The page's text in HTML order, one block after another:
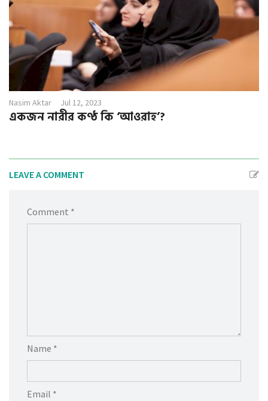
Nasim Aktar Jul 12, 2023
একজন নারীর কণ্ঠ কি ‘আওরাহ’?
LEAVE A COMMENT
Comment *
Name *
Email *